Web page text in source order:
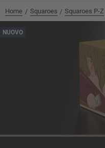
Home / Squaroes / Squaroes P-Z
NUOVO